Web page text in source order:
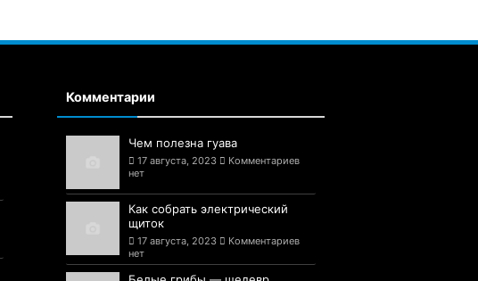
Комментарии
Чем полезна гуава
17 августа, 2023
Комментариев
нет
Как собрать электрический
щиток
17 августа, 2023
Комментариев
нет